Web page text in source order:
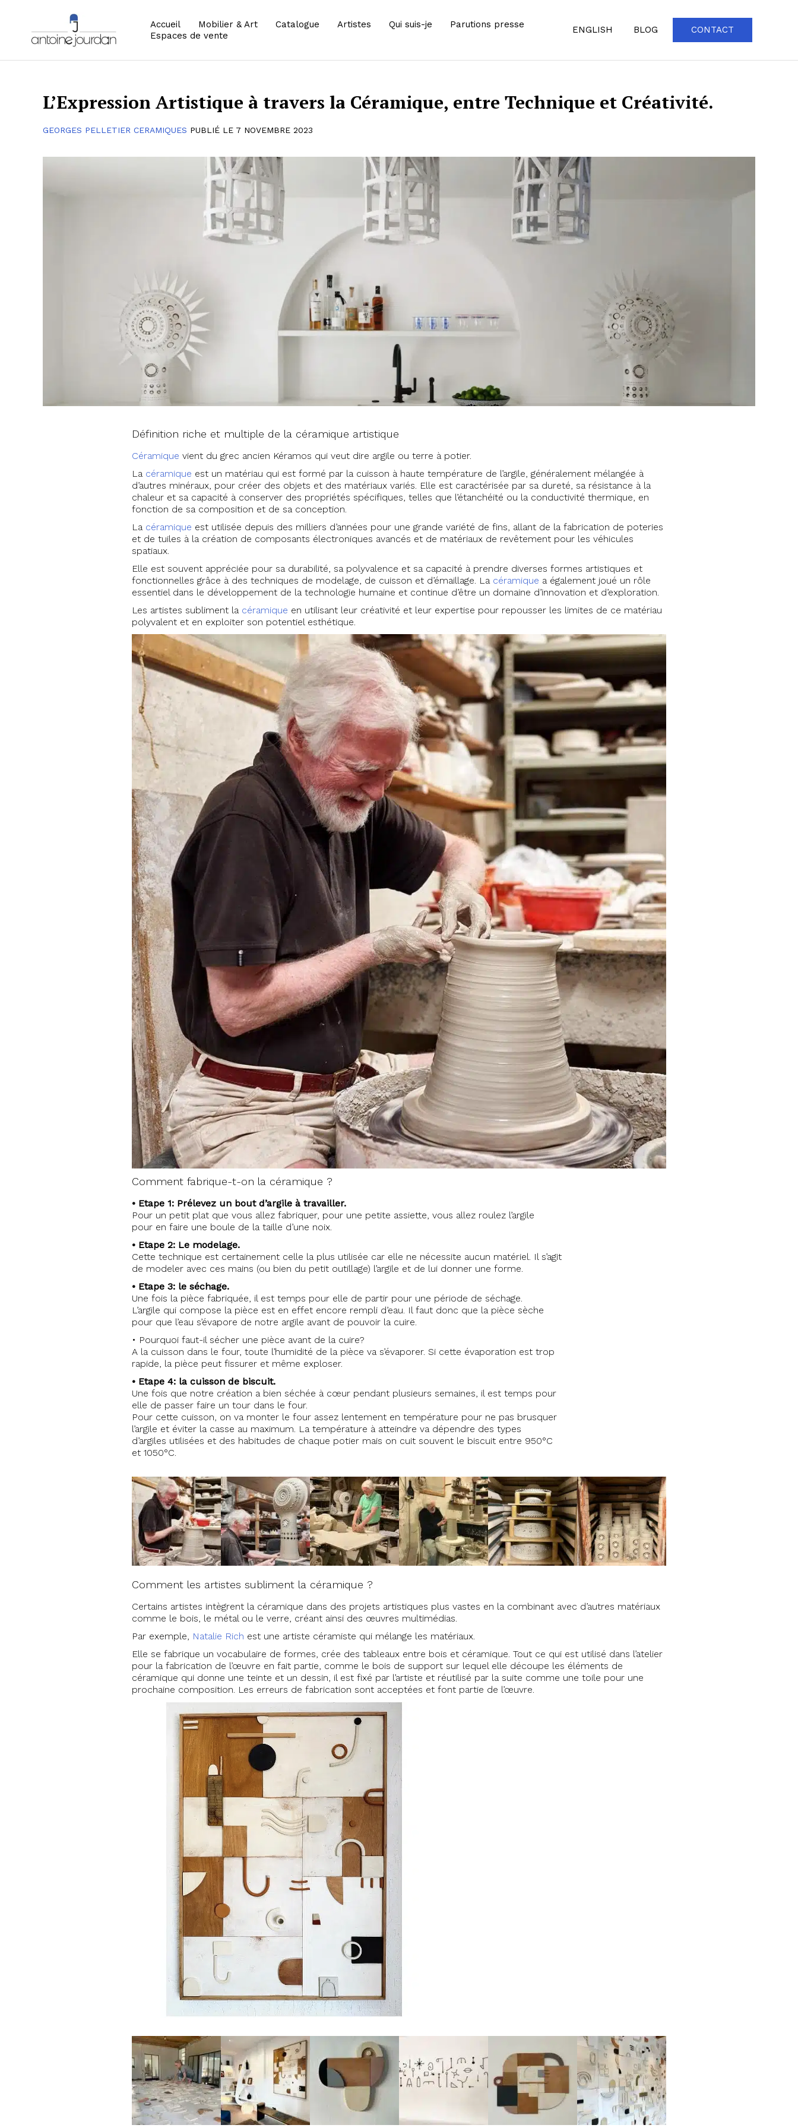
Accueil Mobilier & Art Catalogue Artistes Qui suis-je
Parutions presse
Espaces de vente
ENGLISH BLOG CONTACT
L’Expression Artistique à travers la Céramique, entre Technique et Créativité.
GEORGES PELLETIER CERAMIQUES PUBLIÉ LE 7 NOVEMBRE 2023
Définition riche et multiple de la céramique artistique
Céramique vient du grec ancien Kéramos qui veut dire argile ou terre à potier.
La céramique est un matériau qui est formé par la cuisson à haute température de l’argile, généralement mélangée à
d’autres minéraux, pour créer des objets et des matériaux variés. Elle est caractérisée par sa dureté, sa résistance à la
chaleur et sa capacité à conserver des propriétés spécifiques, telles que l’étanchéité ou la conductivité thermique, en
fonction de sa composition et de sa conception.
La céramique est utilisée depuis des milliers d’années pour une grande variété de fins, allant de la fabrication de poteries
et de tuiles à la création de composants électroniques avancés et de matériaux de revêtement pour les véhicules
spatiaux.
Elle est souvent appréciée pour sa durabilité, sa polyvalence et sa capacité à prendre diverses formes artistiques et
fonctionnelles grâce à des techniques de modelage, de cuisson et d’émaillage. La céramique a également joué un rôle
essentiel dans le développement de la technologie humaine et continue d’être un domaine d’innovation et d’exploration.
Les artistes subliment la céramique en utilisant leur créativité et leur expertise pour repousser les limites de ce matériau
polyvalent et en exploiter son potentiel esthétique.
Comment fabrique-t-on la céramique ?
• Etape 1: Prélevez un bout d’argile à travailler.
Pour un petit plat que vous allez fabriquer, pour une petite assiette, vous allez roulez l’argile
pour en faire une boule de la taille d’une noix.
• Etape 2: Le modelage.
Cette technique est certainement celle la plus utilisée car elle ne nécessite aucun matériel. Il s’agit
de modeler avec ces mains (ou bien du petit outillage) l’argile et de lui donner une forme.
• Etape 3: le séchage.
Une fois la pièce fabriquée, il est temps pour elle de partir pour une période de séchage.
L’argile qui compose la pièce est en effet encore rempli d’eau. Il faut donc que la pièce sèche
pour que l’eau s’évapore de notre argile avant de pouvoir la cuire.
• Pourquoi faut-il sécher une pièce avant de la cuire?
A la cuisson dans le four, toute l’humidité de la pièce va s’évaporer. Si cette évaporation est trop
rapide, la pièce peut fissurer et même exploser.
• Etape 4: la cuisson de biscuit.
Une fois que notre création a bien séchée à cœur pendant plusieurs semaines, il est temps pour
elle de passer faire un tour dans le four.
Pour cette cuisson, on va monter le four assez lentement en température pour ne pas brusquer
l’argile et éviter la casse au maximum. La température à atteindre va dépendre des types
d’argiles utilisées et des habitudes de chaque potier mais on cuit souvent le biscuit entre 950°C
et 1050°C.
Comment les artistes subliment la céramique ?
Certains artistes intègrent la céramique dans des projets artistiques plus vastes en la combinant avec d’autres matériaux
comme le bois, le métal ou le verre, créant ainsi des œuvres multimédias.
Par exemple,
Natalie Rich est une artiste céramiste qui mélange les matériaux.
Elle se fabrique un vocabulaire de formes, crée des tableaux entre bois et céramique. Tout ce qui est utilisé dans l’atelier
pour la fabrication de l’œuvre en fait partie, comme le bois de support sur lequel elle découpe les éléments de
céramique qui donne une teinte et un dessin, il est fixé par l’artiste et réutilisé par la suite comme une toile pour une
prochaine composition. Les erreurs de fabrication sont acceptées et font partie de l’œuvre.